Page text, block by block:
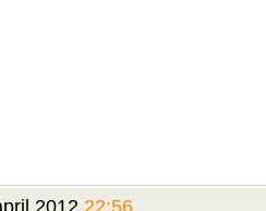
2012 22:56